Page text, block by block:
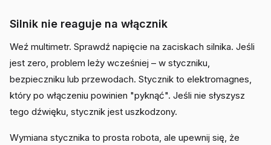
Silnik nie reaguje na włącznik
Weź multimetr. Sprawdź napięcie na zaciskach silnika. Jeśli
jest zero, problem leży wcześniej – w styczniku,
bezpieczniku lub przewodach. Stycznik to elektromagnes,
który po włączeniu powinien "pyknąć". Jeśli nie słyszysz
tego dźwięku, stycznik jest uszkodzony.
Wymiana stycznika to prosta robota, ale upewnij się, że